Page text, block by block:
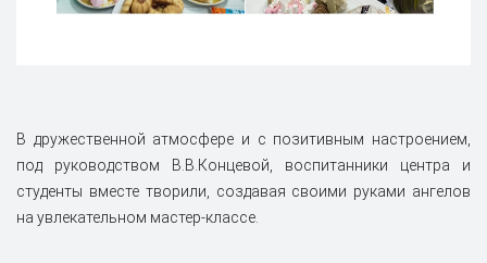
В дружественной атмосфере и с позитивным настроением,
под руководством В.В.Концевой, воспитанники центра и
студенты вместе творили, создавая своими руками ангелов
на увлекательном мастер-классе.